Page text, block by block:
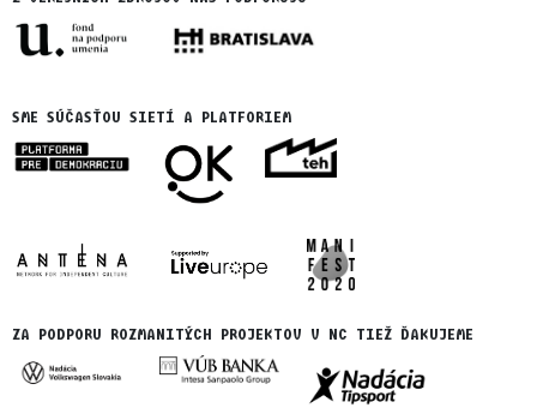
SME SÚČASŤOU SIETÍ A PLATFORIEM
ZA PODPORU ROZMANITÝCH PROJEKTOV V NC TIEŽ ĎAKUJEME